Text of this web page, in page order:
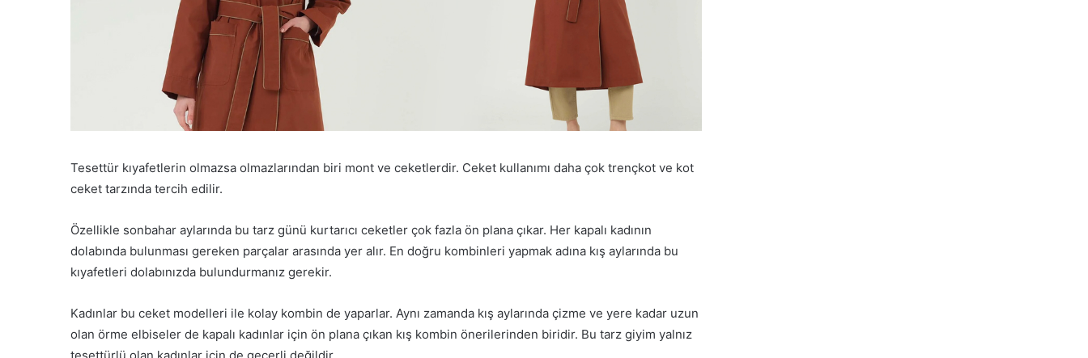
Tesettür kıyafetlerin olmazsa olmazlarından biri mont ve ceketlerdir. Ceket kullanımı daha çok trençkot ve kot
ceket tarzında tercih edilir.
Özellikle sonbahar aylarında bu tarz günü kurtarıcı ceketler çok fazla ön plana çıkar. Her kapalı kadının
dolabında bulunması gereken parçalar arasında yer alır. En doğru kombinleri yapmak adına kış aylarında bu
kıyafetleri dolabınızda bulundurmanız gerekir.
Kadınlar bu ceket modelleri ile kolay kombin de yaparlar. Aynı zamanda kış aylarında çizme ve yere kadar uzun
olan örme elbiseler de kapalı kadınlar için ön plana çıkan kış kombin önerilerinden biridir. Bu tarz giyim yalnız
tesettürlü olan kadınlar için de geçerli değildir.